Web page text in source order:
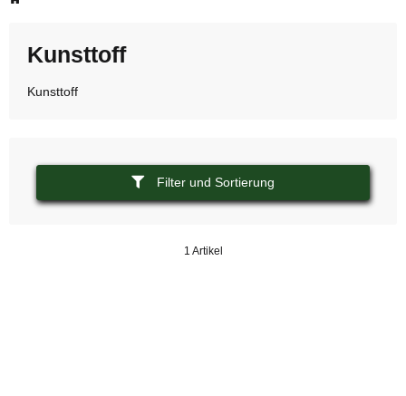
Kunsttoff
Kunsttoff
Filter und Sortierung
1 Artikel